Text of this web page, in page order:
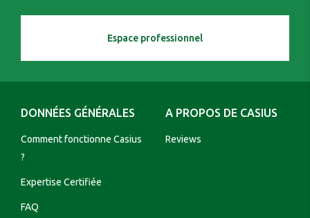
Espace professionnel
DONNÉES GÉNÉRALES
Comment fonctionne Casius
?
Expertise Certifiée
FAQ
A PROPOS DE CASIUS
Reviews